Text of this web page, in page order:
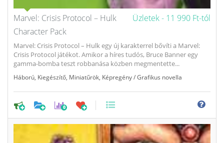
Üzletek - 11 990 Ft-tól
Marvel: Crisis Protocol – Hulk
Character Pack
Marvel: Crisis Protocol – Hulk egy új karakterrel bővíti a Marvel:
Crisis Protocol játékot. Amikor a híres tudós, Bruce Banner egy
gamma-bomba teszt robbanása közben megmentette...
Háború, Kiegészítő, Miniatűrök, Képregény / Grafikus novella
0